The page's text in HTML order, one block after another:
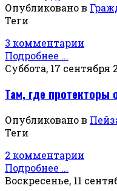
Опубликовано в
Теги
3 комментарии
Подробнее ...
Суббота, 17 сентября
Там, где протекторы
Опубликовано в
Теги
2 комментарии
Подробнее ...
Воскресенье, 11